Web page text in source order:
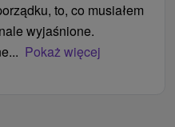
to, co musiałem
wyjaśnione.
Pokaż więcej